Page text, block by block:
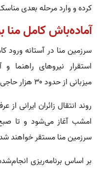
کرده و وارد مرحله بعدی
آماده‌باش کامل منا
سرزمین منا در آستانه ورود
استقرار نیروهای راهنما و
میزبانی از حدود ۳۰ هزار حاجی کشورمان شده است.
روند انتقال زائران ایرانی
امشب آغاز می‌شود و تا صبح
سرزمین منا مستقر خواهند
بر اساس برنامه‌ریزی